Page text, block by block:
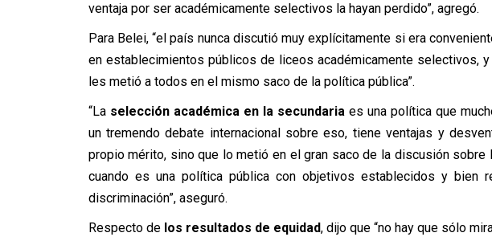
ventaja por ser académicamente selectivos la hayan perdido”, agregó.
Para Belei, “el país nunca discutió muy explícitamente si era
en establecimientos públicos de liceos académicamente selectivos,
les metió a todos en el mismo saco de la política pública”.
“La selección académica en la secundariaes una política que
un tremendo debate internacional sobre eso, tiene ventajas y
propio mérito, sino que lo metió en el gran saco de la discusión
cuando es una política pública con objetivos establecidos y bien
discriminación”, aseguró.
Respecto de los resultados de equidad, dijo que “no hay que sólo